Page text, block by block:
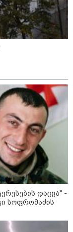
წლის
დაცვა" -
სოფრომაძის